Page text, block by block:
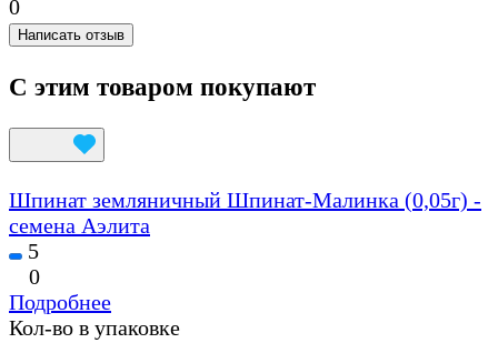
0
Написать отзыв
С этим товаром покупают
Шпинат земляничный Шпинат-Малинка (0,05г) -
семена Аэлита
5
0
Подробнее
Кол-во в упаковке